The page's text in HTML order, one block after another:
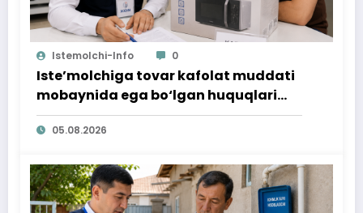
Istemolchi-Info 0
Iste’molchiga tovar kafolat muddati
mobaynida ega bo‘lgan huquqlari
ta’minlab berildi
05.08.2026